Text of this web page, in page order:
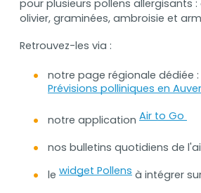
pour plusieurs pollens allergisants :
olivier, graminées, ambroisie et
Retrouvez-les via :
notre page régionale dédiée :
Prévisions polliniques en
notre application Air to Go
nos bulletins quotidiens de
le widget Pollensà intégrer